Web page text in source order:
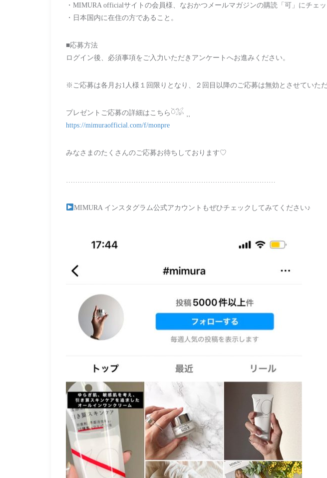
・MIMURA officialサイトの会員様、なおかつメールマガジンの購読「可」にチェッ
・日本国内に在住の方であること。
■応募方法
ログイン後、必須事項をご入力いただきアンケートへお進みください。
※ご応募は各月お1人様１回限りとなり、２回目以降のご応募は無効とさせていただ
プレゼントご応募の詳細はこちら𓎤𓅮 ⸒⸒
https://mimuraofficial.com/f/monpre
みなさまのたくさんのご応募お待ちしております♡
………………………………………………………………………………
MIMURA インスタグラム公式アカウントもぜひチェックしてみてください♪